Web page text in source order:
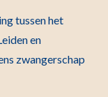
tussen het
en
zwangerschap